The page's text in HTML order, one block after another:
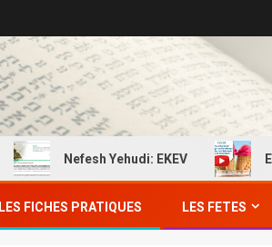
Nefesh Yehudi: EKEV
LES FICHES PRATIQUES LES FETES